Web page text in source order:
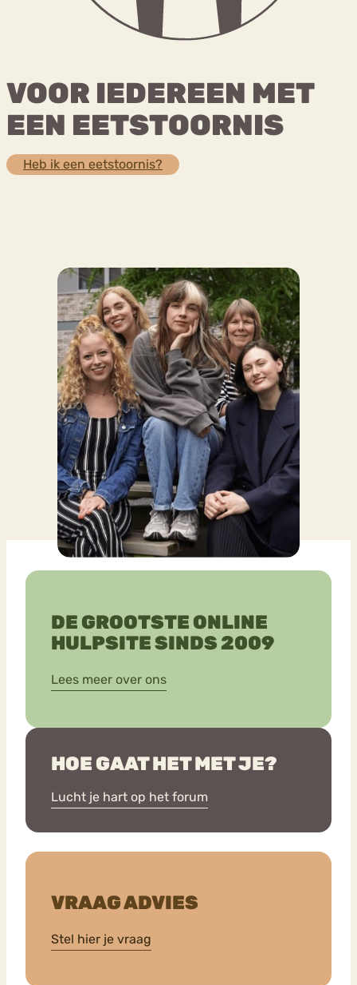
VOOR IEDEREEN MET
EEN EETSTOORNIS
Heb ik een eetstoornis?
DE GROOTSTE ONLINE
HULPSITE SINDS 2009
Lees meer over ons
HOE GAAT HET MET JE?
Lucht je hart op het forum
VRAAG ADVIES
Stel hier je vraag
Forum
Nerv
osa
Eetbuien Piekeren Sport
Trauma
Orthorexia
Afvallen